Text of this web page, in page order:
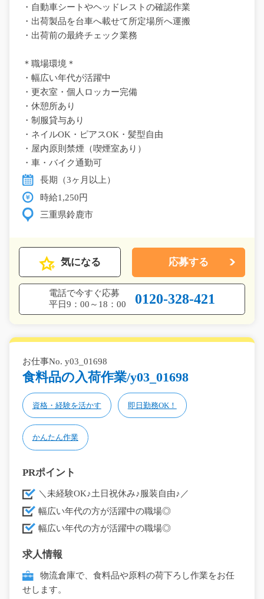
・自動車シートやヘッドレストの確認作業
・出荷製品を台車へ載せて所定場所へ運搬
・出荷前の最終チェック業務
＊職場環境＊
・幅広い年代が活躍中
・更衣室・個人ロッカー完備
・休憩所あり
・制服貸与あり
・ネイルOK・ピアスOK・髪型自由
・屋内原則禁煙（喫煙室あり）
・車・バイク通勤可
長期（3ヶ月以上）
時給1,250円
三重県鈴鹿市
気になる 応募する
電話で今すぐ応募
平日9：00～18：00
0120-328-421
お仕事No. y03_01698
食料品の入荷作業/y03_01698
資格・経験を活かす 即日勤務OK！
かんたん作業
PRポイント
＼未経験OK♪土日祝休み♪服装自由♪／
幅広い年代の方が活躍中の職場◎
幅広い年代の方が活躍中の職場◎
求人情報
物流倉庫で、食料品や原料の荷下ろし作業をお任
せします。